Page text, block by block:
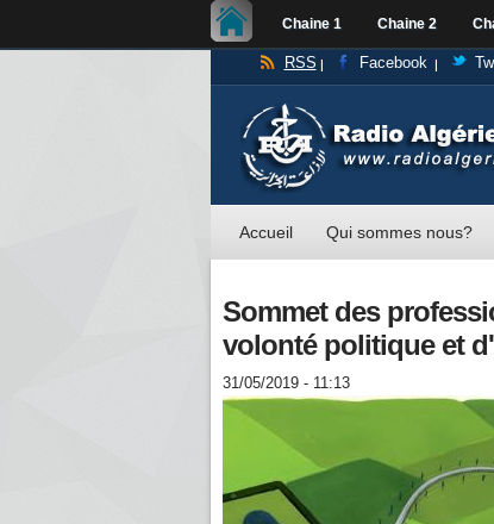
Chaine 1 Chaine 2
RSS Facebook
Accueil Qui sommes nous?
Sommet des
volonté politique et
31/05/2019 - 11:13